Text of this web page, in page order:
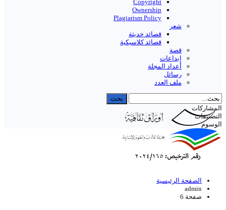
Copyright
Ownership
Plagiarism Policy
شعر
قصائد حديثة
قصائد كلاسيكية
قصة
إبداعات
أعداد المجلة
رسائل
ملف العدد
المشاركات
التصنيفات
الوسوم
الصفحة الرئيسية
admin
صفحة 6